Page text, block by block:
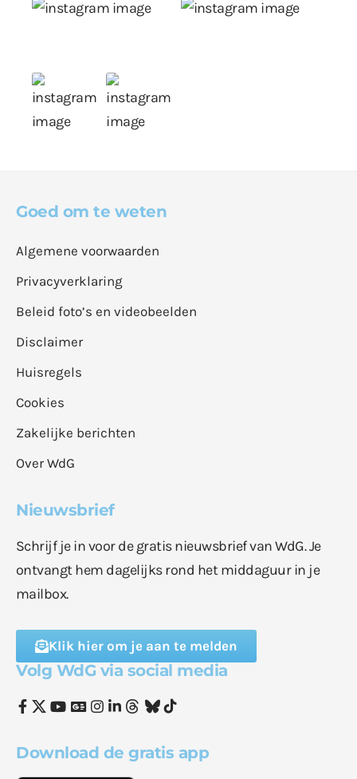
Goed om te weten
Algemene voorwaarden
Privacyverklaring
Beleid foto’s en videobeelden
Disclaimer
Huisregels
Cookies
Zakelijke berichten
Over WdG
Nieuwsbrief
Schrijf je in voor de gratis nieuwsbrief van WdG. Je
ontvangt hem dagelijks rond het middaguur in je
mailbox.
Klik hier om je aan te melden
Volg WdG via social media
Download de gratis app